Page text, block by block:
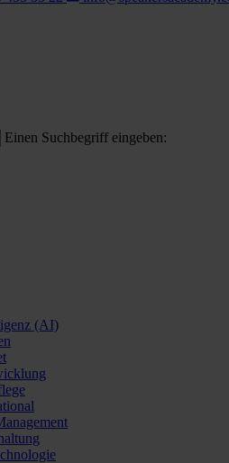
Einen Suchbegriff eingeben:
(AI)